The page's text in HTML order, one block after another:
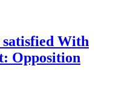
With
Opposition